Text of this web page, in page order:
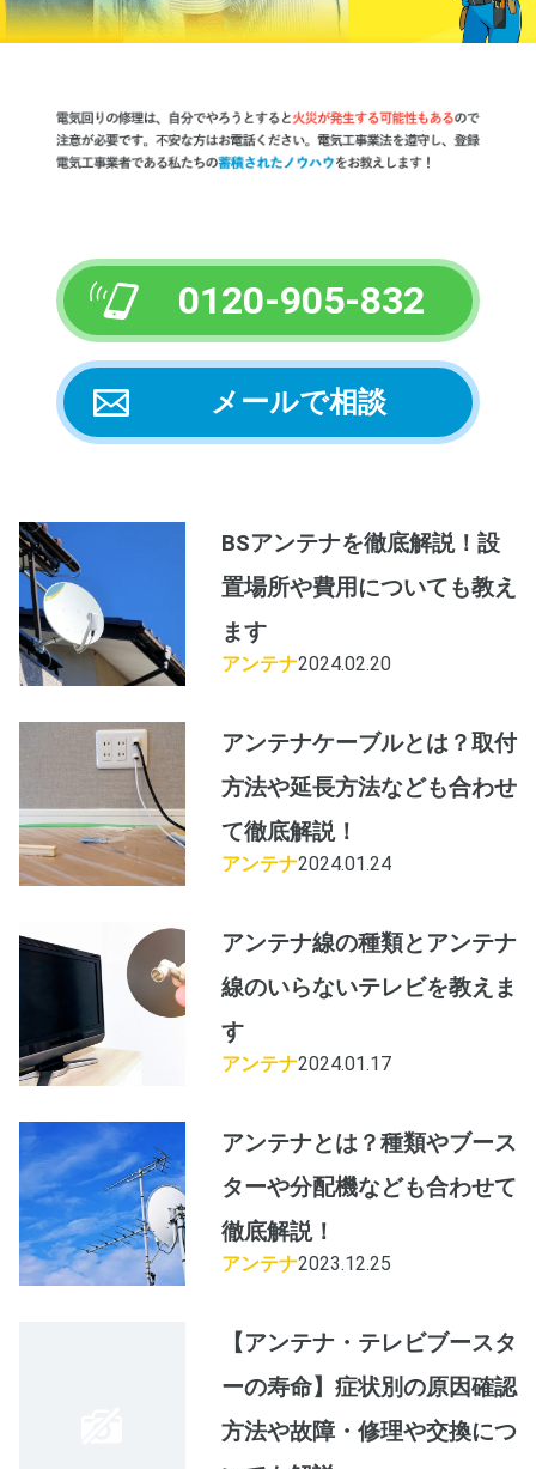
0120-905-832
メールで相談
BSアンテナを徹底解説！設
置場所や費用についても教え
ます
アンテナ2024.02.20
アンテナケーブルとは？取付
方法や延長方法なども合わせ
て徹底解説！
アンテナ2024.01.24
アンテナ線の種類とアンテナ
線のいらないテレビを教えま
す
アンテナ2024.01.17
アンテナとは？種類やブース
ターや分配機なども合わせて
徹底解説！
アンテナ2023.12.25
【アンテナ・テレビブースタ
ーの寿命】症状別の原因確認
方法や故障・修理や交換につ